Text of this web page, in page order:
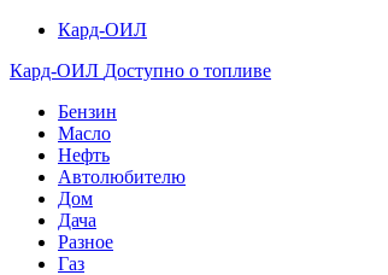
Кард-ОИЛ
Кард-ОИЛ Доступно о топливе
Бензин
Масло
Нефть
Автолюбителю
Дом
Дача
Разное
Газ